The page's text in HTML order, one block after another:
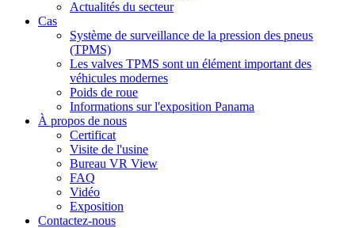
Actualités du secteur
Cas
Système de surveillance de la pression des pneus
(TPMS)
Les valves TPMS sont un élément important des
véhicules modernes
Poids de roue
Informations sur l'exposition Panama
À propos de nous
Certificat
Visite de l'usine
Bureau VR View
FAQ
Vidéo
Exposition
Contactez-nous